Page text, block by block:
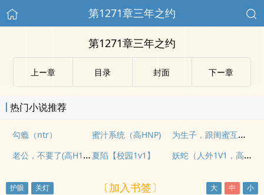
第1271章三年之约
第1271章三年之约
上ー章 目录 封面 下ー章
热门小说推荐
勾瘾（ntr） 蜜汁系统（高HNP)
为生子，跟闺蜜互换老公睡（高H）
老公，不要了(高H1v1) 夏陷【校园1v1】 妖蛇（人外1V1，高H）
〔加入书签〕